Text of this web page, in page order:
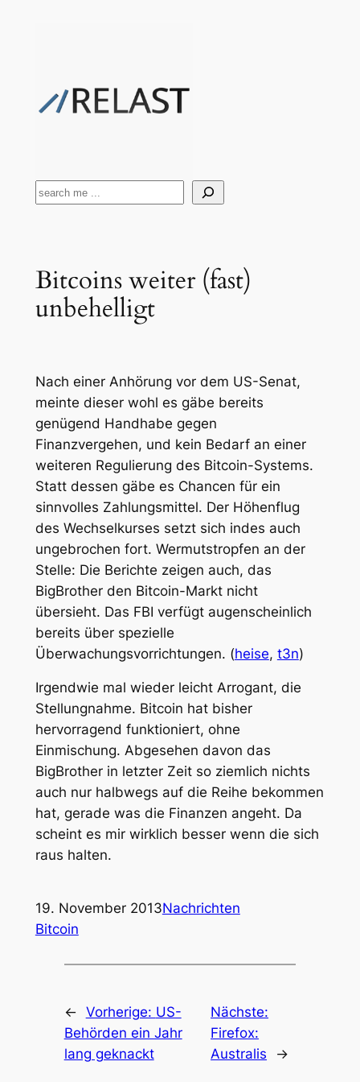
Suchen
Bitcoins weiter (fast)
unbehelligt
Nach einer Anhörung vor dem US-Senat,
meinte dieser wohl es gäbe bereits
genügend Handhabe gegen
Finanzvergehen, und kein Bedarf an einer
weiteren Regulierung des Bitcoin-Systems.
Statt dessen gäbe es Chancen für ein
sinnvolles Zahlungsmittel. Der Höhenflug
des Wechselkurses setzt sich indes auch
ungebrochen fort. Wermutstropfen an der
Stelle: Die Berichte zeigen auch, das
BigBrother den Bitcoin-Markt nicht
übersieht. Das FBI verfügt augenscheinlich
bereits über spezielle
Überwachungsvorrichtungen. (heise, t3n)
Irgendwie mal wieder leicht Arrogant, die
Stellungnahme. Bitcoin hat bisher
hervorragend funktioniert, ohne
Einmischung. Abgesehen davon das
BigBrother in letzter Zeit so ziemlich nichts
auch nur halbwegs auf die Reihe bekommen
hat, gerade was die Finanzen angeht. Da
scheint es mir wirklich besser wenn die sich
raus halten.
19. November 2013Nachrichten
Bitcoin
← Vorherige: US-
Behörden ein Jahr
lang geknackt
Nächste:
Firefox:
Australis
→